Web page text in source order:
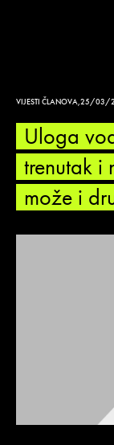
VIJESTI ČLANOVA,25/03/
Uloga
trenutak
može i